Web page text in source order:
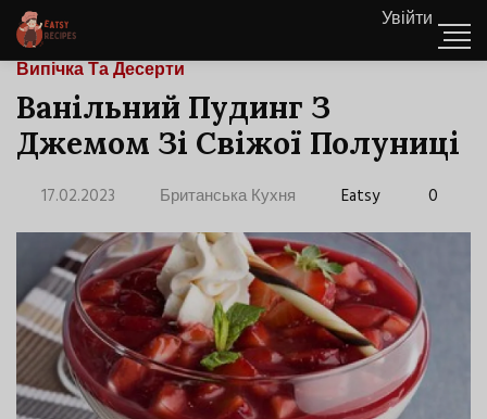
Увійти
Випічка Та Десерти
Ванільний Пудинг З
Джемом Зі Свіжої Полуниці
17.02.2023 Британська Кухня Eatsy 0